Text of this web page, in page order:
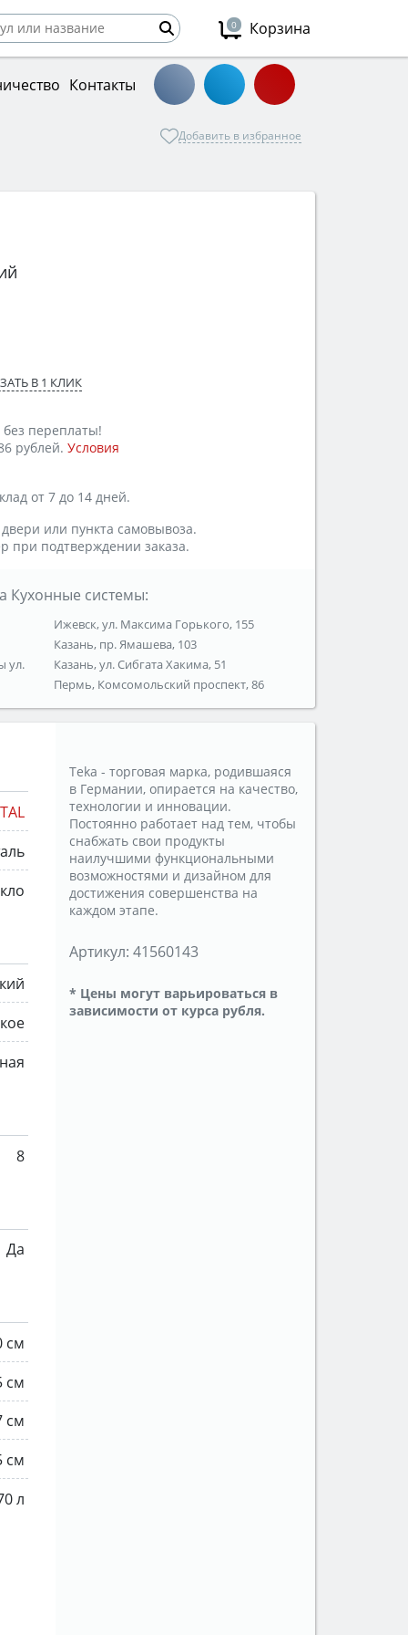
0 Корзина
Контакты
Добавить в избранное
В 1 КЛИК
переплаты!
рублей. Условия
от 7 до 14 дней.
или пункта самовывоза.
при подтверждении заказа.
Кухонные системы:
ул.
Ижевск, ул. Максима Горького, 155
Казань, пр. Ямашева, 103
Казань, ул. Сибгата Хакима, 51
Пермь, Комсомольский проспект, 86
8
Да
см
см
см
см
л
Teka - торговая марка, родившаяся
в Германии, опирается на качество,
технологии и инновации.
Постоянно работает над тем, чтобы
снабжать свои продукты
наилучшими функциональными
возможностями и дизайном для
достижения совершенства на
каждом этапе.
Артикул: 41560143
* Цены могут варьироваться в
зависимости от курса рубля.